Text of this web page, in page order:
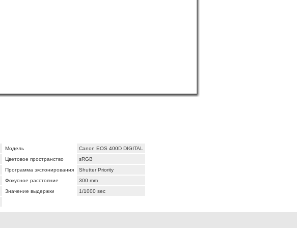
Модель
Canon EOS 400D DIGITAL
Цветовое пространство
sRGB
Программа экспонирования
Shutter Priority
Фокусное расстояние
300 mm
Значение выдержки
1/1000 sec